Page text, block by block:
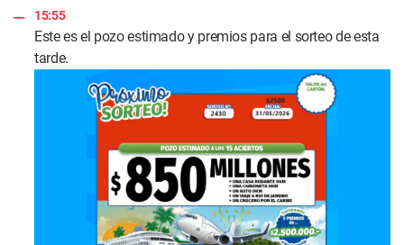
15:55
Este es el pozo estimado y premios para el sorteo de esta
tarde.